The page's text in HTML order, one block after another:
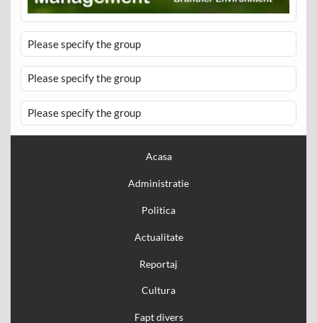
Please specify the group
Please specify the group
Please specify the group
Acasa
Administratie
Politica
Actualitate
Reportaj
Cultura
Fapt divers